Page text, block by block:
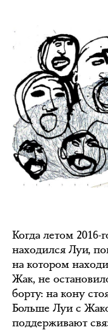
Когда летом 2016-
находился Луи,
на котором
Жак, не
борту: на кону
Больше Луи с
поддерживают